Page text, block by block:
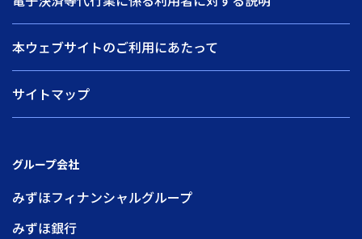
本ウェブサイトのご利用にあたって
サイトマップ
グループ会社
みずほフィナンシャルグループ
みずほ銀行